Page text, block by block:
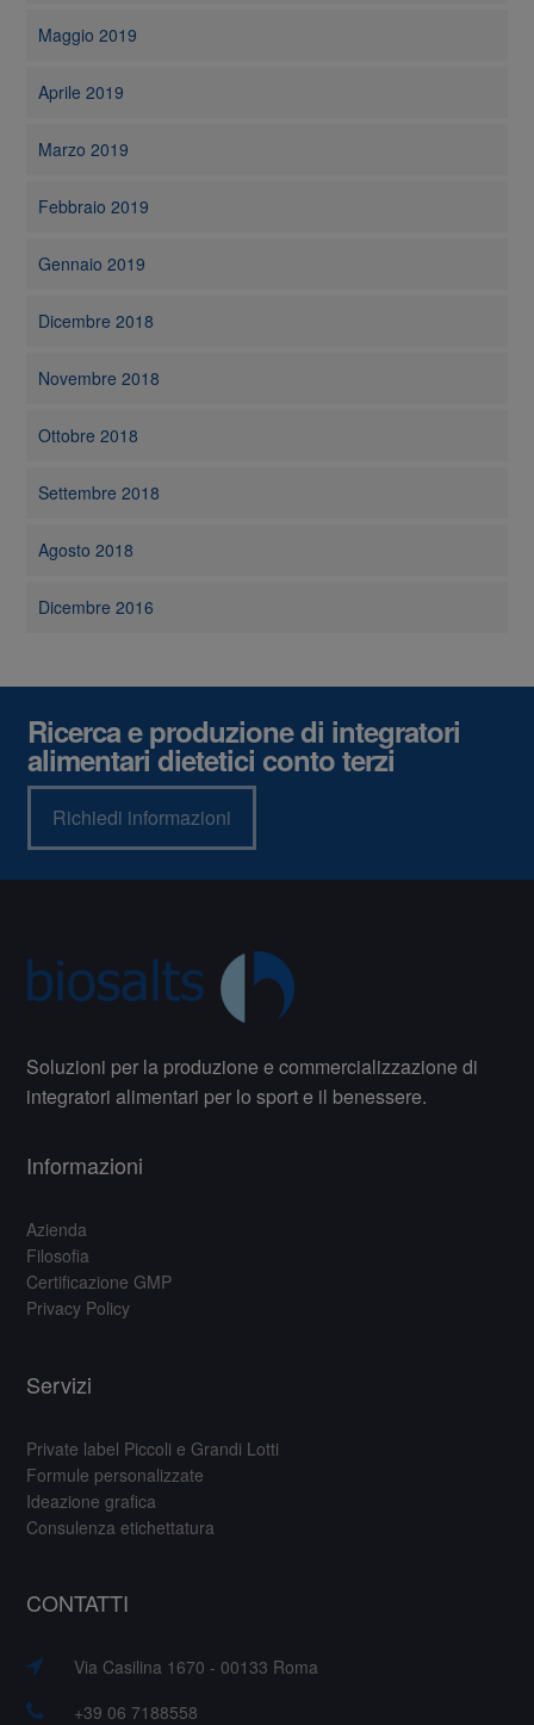
Maggio 2019
Aprile 2019
Marzo 2019
Febbraio 2019
Gennaio 2019
Dicembre 2018
Novembre 2018
Ottobre 2018
Settembre 2018
Agosto 2018
Dicembre 2016
Ricerca e produzione di integratori
alimentari dietetici conto terzi
Richiedi informazioni
Soluzioni per la produzione e commercializzazione di
integratori alimentari per lo sport e il benessere.
Informazioni
Azienda
Filosofia
Certificazione GMP
Privacy Policy
Servizi
Private label Piccoli e Grandi Lotti
Formule personalizzate
Ideazione grafica
Consulenza etichettatura
CONTATTI
Via Casilina 1670 - 00133 Roma
+39 06 7188558